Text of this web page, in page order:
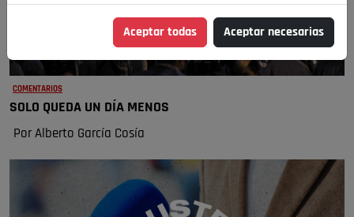
COMENTARIOS
SOLO QUEDA UN DÍA MENOS
Por Alberto García Cosía
Aceptar todas Aceptar necesarias